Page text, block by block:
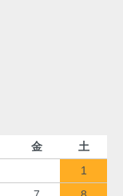
金
土
1